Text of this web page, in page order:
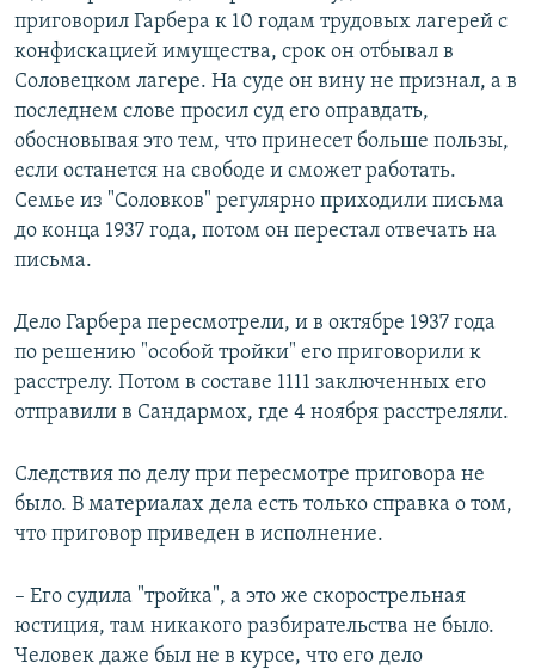
приговорил Гарбера к 10 годам трудовых лагерей с
конфискацией имущества, срок он отбывал в
Соловецком лагере. На суде он вину не признал, а в
последнем слове просил суд его оправдать,
обосновывая это тем, что принесет больше пользы,
если останется на свободе и сможет работать.
Семье из "Соловков" регулярно приходили письма
до конца 1937 года, потом он перестал отвечать на
письма.
Дело Гарбера пересмотрели, и в октябре 1937 года
по решению "особой тройки" его приговорили к
расстрелу. Потом в составе 1111 заключенных его
отправили в Сандармох, где 4 ноября расстреляли.
Следствия по делу при пересмотре приговора не
было. В материалах дела есть только справка о том,
что приговор приведен в исполнение.
– Его судила "тройка", а это же скорострельная
юстиция, там никакого разбирательства не было.
Человек даже был не в курсе, что его дело